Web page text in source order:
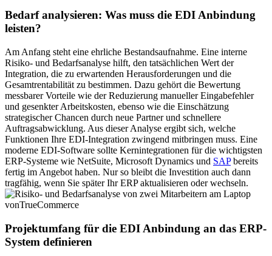
Bedarf analysieren: Was muss die EDI Anbindung
leisten?
Am Anfang steht eine ehrliche Bestandsaufnahme. Eine interne
Risiko- und Bedarfsanalyse hilft, den tatsächlichen Wert der
Integration, die zu erwartenden Herausforderungen und die
Gesamtrentabilität zu bestimmen. Dazu gehört die Bewertung
messbarer Vorteile wie der Reduzierung manueller Eingabefehler
und gesenkter Arbeitskosten, ebenso wie die Einschätzung
strategischer Chancen durch neue Partner und schnellere
Auftragsabwicklung. Aus dieser Analyse ergibt sich, welche
Funktionen Ihre EDI-Integration zwingend mitbringen muss. Eine
moderne EDI-Software sollte Kernintegrationen für die wichtigsten
ERP-Systeme wie NetSuite, Microsoft Dynamics und SAPbereits
fertig im Angebot haben. Nur so bleibt die Investition auch dann
tragfähig, wenn Sie später Ihr ERP aktualisieren oder wechseln.
Projektumfang für die EDI Anbindung an das ERP-
System definieren